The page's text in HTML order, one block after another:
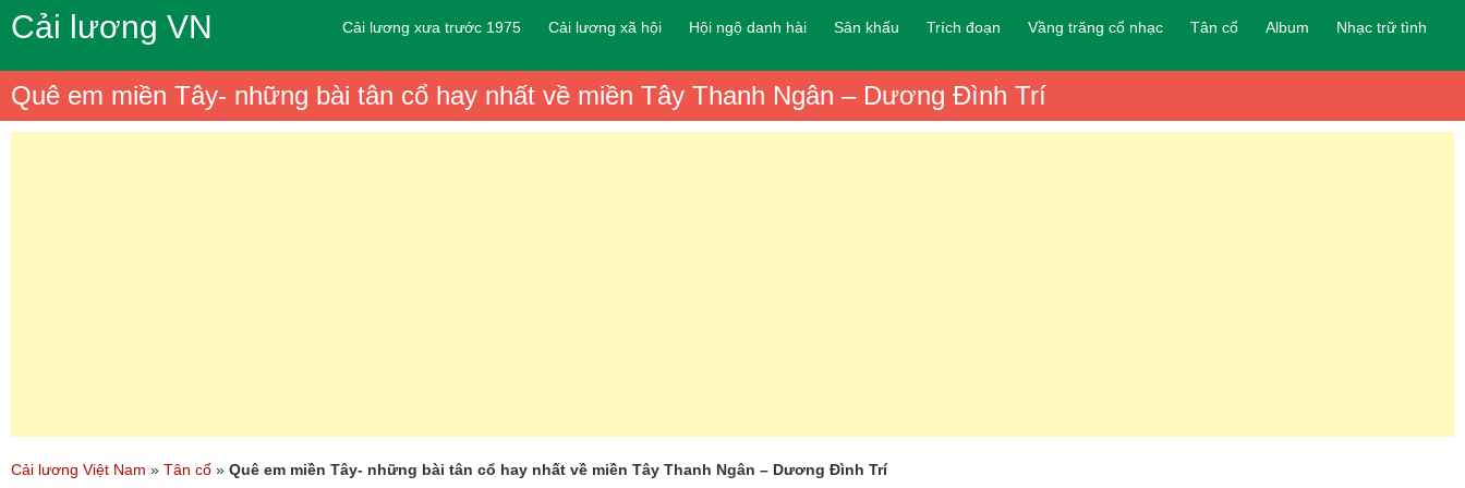
Cải lương VN Cải lương xưa trước 1975 Cải lương xã hội Hội ngộ danh hài Sân khấu Trích đoạn Vầng trăng cổ nhạc Tân cổ Album Nhạc trữ tình
Quê em miền Tây- những bài tân cổ hay nhất về miền Tây Thanh Ngân – Dương Đình Trí
Cải lương Việt Nam » Tân cổ » Quê em miền Tây- những bài tân cổ hay nhất về miền Tây Thanh Ngân – Dương Đình Trí